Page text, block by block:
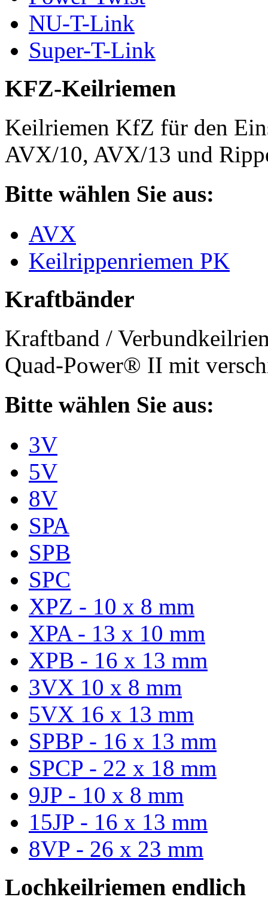
NU-T-Link
Super-T-Link
KFZ-Keilriemen
Keilriemen KfZ für den
AVX/10, AVX/13 und
Bitte wählen Sie aus:
AVX
Keilrippenriemen PK
Kraftbänder
Kraftband /
Quad-Power® II mit
Bitte wählen Sie aus:
3V
5V
8V
SPA
SPB
SPC
XPZ - 10 x 8 mm
XPA - 13 x 10 mm
XPB - 16 x 13 mm
3VX 10 x 8 mm
5VX 16 x 13 mm
SPBP - 16 x 13 mm
SPCP - 22 x 18 mm
9JP - 10 x 8 mm
15JP - 16 x 13 mm
8VP - 26 x 23 mm
Lochkeilriemen endlich